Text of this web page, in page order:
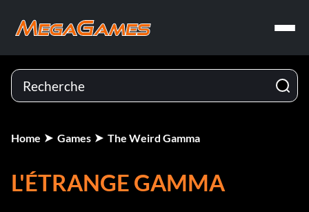
Home Games The Weird Gamma
L'ÉTRANGE GAMMA